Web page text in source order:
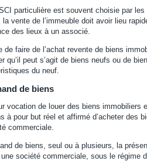
particulière est souvent choisie par
vente de l’immeuble doit avoir lieu
des lieux à un associé.
de faire de l’achat revente de biens
qu’il peut s’agit de biens neufs ou de
du neuf.
de biens
vocation de louer des biens immobiliers
à pour but réel et affirmé d’acheter des
commerciale.
de biens, seul ou à plusieurs, la
société commerciale, sous le régime